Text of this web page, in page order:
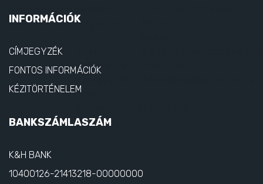
INFORMÁCIÓK
CÍMJEGYZÉK
FONTOS INFORMÁCIÓK
KÉZITÖRTÉNELEM
BANKSZÁMLASZÁM
K&H BANK
10400126-21413218-00000000